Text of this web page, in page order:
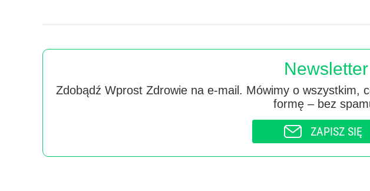
Newsletter
Zdobądź Wprost Zdrowie na e-mail. Mówimy o wszystkim,
formę – bez
ZAPISZ SIĘ